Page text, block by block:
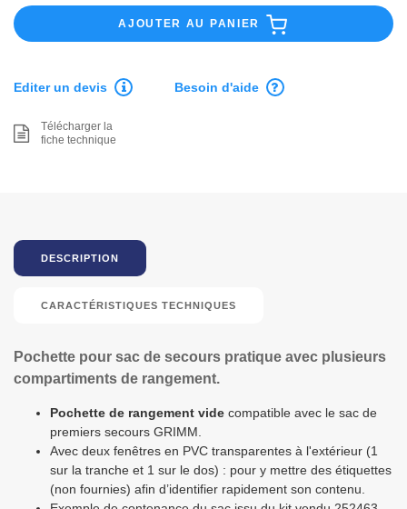
AJOUTER AU PANIER
Editer un devis Besoin d'aide
Télécharger la
fiche technique
DESCRIPTION
CARACTÉRISTIQUES TECHNIQUES
Pochette pour sac de secours pratique avec plusieurs
compartiments de rangement.
Pochette de rangement vide compatible avec le sac de
premiers secours GRIMM.
Avec deux fenêtres en PVC transparentes à l'extérieur (1
sur la tranche et 1 sur le dos) : pour y mettre des étiquettes
(non fournies) afin d’identifier rapidement son contenu.